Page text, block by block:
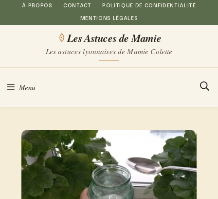
Aller
au
À PROPOS CONTACT POLITIQUE DE CONFIDENTIALITÉ
MENTIONS LÉGALES
Les Astuces de Mamie
Les astuces lyonnaises de Mamie Colette
Menu